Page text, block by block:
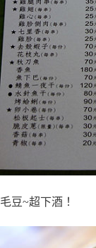
毛豆~超下酒！